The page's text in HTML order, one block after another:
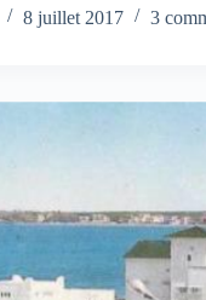
8 juillet 2017 3